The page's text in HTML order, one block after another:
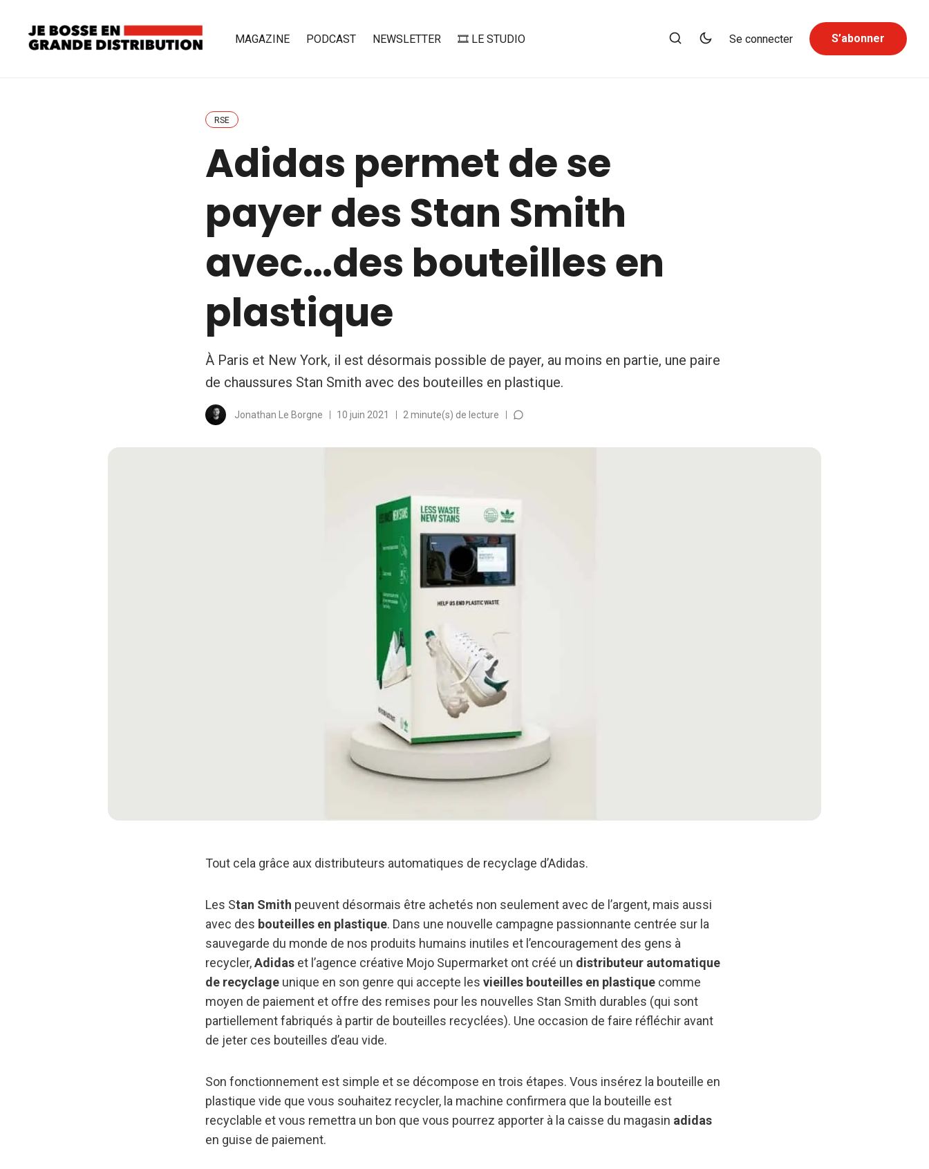
MAGAZINE PODCAST NEWSLETTER 🎞️ LE STUDIO Se connecter S’abonner
RSE
Adidas permet de se
payer des Stan Smith
avec…des bouteilles en
plastique
À Paris et New York, il est désormais possible de payer, au moins en partie, une paire
de chaussures Stan Smith avec des bouteilles en plastique.
Jonathan Le Borgne 10 juin 2021 2 minute(s) de lecture
Tout cela grâce aux distributeurs automatiques de recyclage d’Adidas.
Les Stan Smith peuvent désormais être achetés non seulement avec de l’argent, mais aussi
avec des bouteilles en plastique. Dans une nouvelle campagne passionnante centrée sur la
sauvegarde du monde de nos produits humains inutiles et l’encouragement des gens à
recycler,Adidas et l’agence créative Mojo Supermarket ont créé un distributeur automatique
de recyclage unique en son genre qui accepte les vieilles bouteilles en plastique comme
moyen de paiement et offre des remises pour les nouvelles Stan Smith durables (qui sont
partiellement fabriqués à partir de bouteilles recyclées). Une occasion de faire réfléchir avant
de jeter ces bouteilles d’eau vide.
Son fonctionnement est simple et se décompose en trois étapes. Vous insérez la bouteille en
plastique vide que vous souhaitez recycler, la machine confirmera que la bouteille est
recyclable et vous remettra un bon que vous pourrez apporter à la caisse du magasin adidas
en guise de paiement.